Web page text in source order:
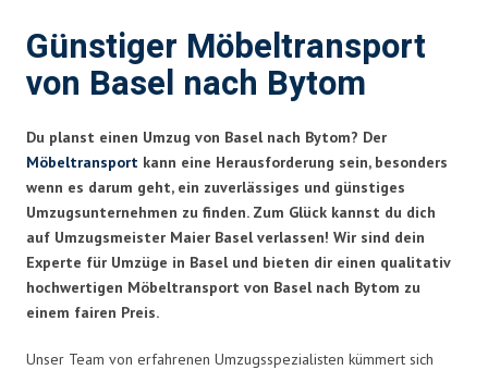
Günstiger Möbeltransport
von Basel nach Bytom
Du planst einen Umzug von Basel nach Bytom? Der
Möbeltransport kann eine Herausforderung sein, besonders
wenn es darum geht, ein zuverlässiges und günstiges
Umzugsunternehmen zu finden. Zum Glück kannst du dich
auf Umzugsmeister Maier Basel verlassen! Wir sind dein
Experte für Umzüge in Basel und bieten dir einen qualitativ
hochwertigen Möbeltransport von Basel nach Bytom zu
einem fairen Preis.
Unser Team von erfahrenen Umzugsspezialisten kümmert sich